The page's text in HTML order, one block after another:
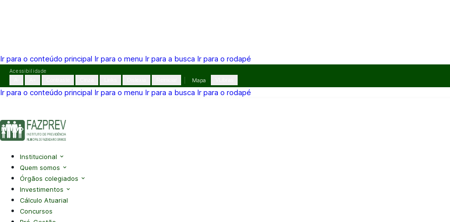
Ir para o conteúdo principal Ir para o menu Ir para a busca Ir para o rodapé
Pular
o
Acessibilidade
Mapa
Ir para o conteúdo principal Ir para o menu Ir para a busca Ir para o rodapé
Institucional
Quem somos
Órgãos colegiados
Investimentos
Cálculo Atuarial
Concursos